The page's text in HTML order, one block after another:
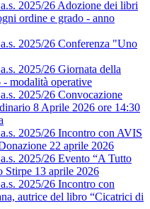
2025/26 Adozione dei libri
ordine e grado - anno
2025/26 Conferenza "Uno
2025/26 Giornata della
modalità operative
2025/26 Convocazione
8 Aprile 2026 ore 14:30
2025/26 Incontro con AVIS
22 aprile 2026
2025/26 Evento “A Tutto
Stirpe 13 aprile 2026
2025/26 Incontro con
autrice del libro “Cicatrici di